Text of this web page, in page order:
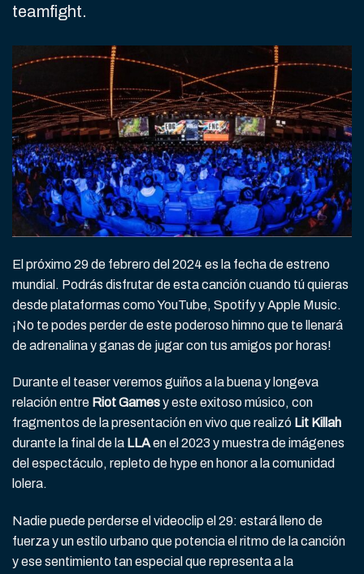
teamfight.
El próximo 29 de febrero del 2024 es la fecha de estreno
mundial. Podrás disfrutar de esta canción cuando tú quieras
desde plataformas como YouTube, Spotify y Apple Music.
¡No te podes perder de este poderoso himno que te llenará
de adrenalina y ganas de jugar con tus amigos por horas!
Durante el teaser veremos guiños a la buena y longeva
relación entre Riot Gamesy este exitoso músico, con
fragmentos de la presentación en vivo que realizó Lit Killah
durante la final de la LLAen el 2023 y muestra de imágenes
del espectáculo, repleto de hype en honor a la comunidad
lolera.
Nadie puede perderse el videoclip el 29: estará lleno de
fuerza y un estilo urbano que potencia el ritmo de la canción
y ese sentimiento tan especial que representa a la